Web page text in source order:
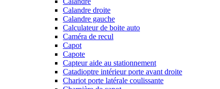
Calandre droite
Calandre gauche
Calculateur de boite auto
Caméra de recul
Capot
Capote
Capteur aide au stationnement
Catadioptre intérieur porte avant droite
Chariot porte latérale coulissante